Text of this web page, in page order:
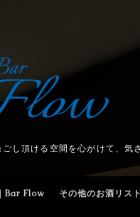
し頂ける空間を心がけて、気
Bar Flow その他のお酒リス